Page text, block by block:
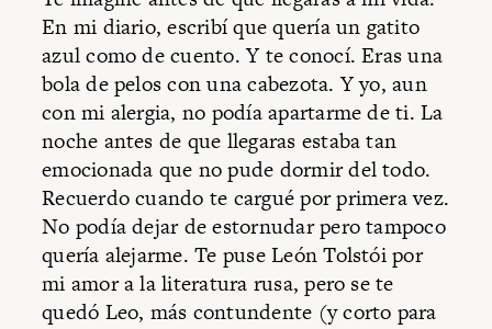
En mi diario, escribí que quería un gatito
azul como de cuento. Y te conocí. Eras una
bola de pelos con una cabezota. Y yo, aun
con mi alergia, no podía apartarme de ti. La
noche antes de que llegaras estaba tan
emocionada que no pude dormir del todo.
Recuerdo cuando te cargué por primera vez.
No podía dejar de estornudar pero tampoco
quería alejarme. Te puse León Tolstói por
mi amor a la literatura rusa, pero se te
quedó Leo, más contundente (y corto para